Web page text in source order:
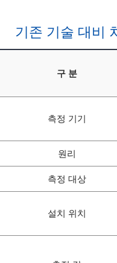
기존 기술 대비
구 분
측정 기기
원리
측정 대상
설치 위치